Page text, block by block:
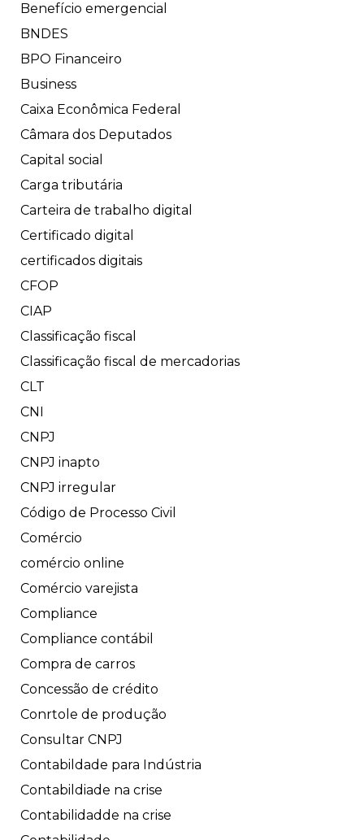
Benefício emergencial
BNDES
BPO Financeiro
Business
Caixa Econômica Federal
Câmara dos Deputados
Capital social
Carga tributária
Carteira de trabalho digital
Certificado digital
certificados digitais
CFOP
CIAP
Classificação fiscal
Classificação fiscal de mercadorias
CLT
CNI
CNPJ
CNPJ inapto
CNPJ irregular
Código de Processo Civil
Comércio
comércio online
Comércio varejista
Compliance
Compliance contábil
Compra de carros
Concessão de crédito
Conrtole de produção
Consultar CNPJ
Contabildade para Indústria
Contabildiade na crise
Contabilidadde na crise